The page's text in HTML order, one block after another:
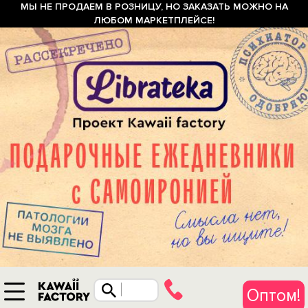
МЫ НЕ ПРОДАЕМ В РОЗНИЦУ, НО ЗАКАЗАТЬ МОЖНО НА
ЛЮБОМ МАРКЕТПЛЕЙСЕ!
Оптом!